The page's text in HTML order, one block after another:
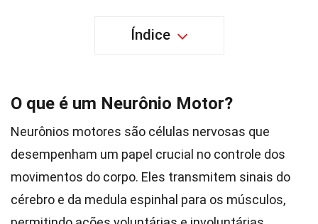
Índice
O que é um Neurônio Motor?
Neurônios motores são células nervosas que
desempenham um papel crucial no controle dos
movimentos do corpo. Eles transmitem sinais do
cérebro e da medula espinhal para os músculos,